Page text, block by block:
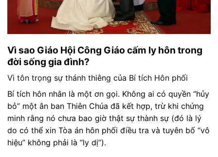
Vì sao Giáo Hội Công Giáo cấm ly hôn trong
đời sống gia đình?
Vì tôn trọng sự thánh thiêng của Bí tích Hôn phối
Bí tích hôn nhân là một ơn gọi. Không ai có quyền “hủy
bỏ” một ân ban Thiên Chúa đã kết hợp, trừ khi chứng
minh rằng nó chưa bao giờ thật sự thành sự (đó là lý
do có thể xin Tòa án hôn phối điều tra và tuyên bố “vô
hiệu” không phải là “ly dị”).